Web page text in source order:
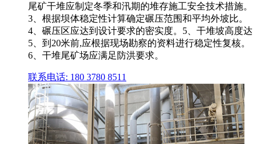
尾矿干堆应制定冬季和汛期的堆存施工安全技术措施。
3、根据坝体稳定性计算确定碾压范围和平均外坡比。
4、碾压区应达到设计要求的密实度。5、干堆坡高度达
5、到20米前,应根据现场勘察的资料进行稳定性复核。
6、干堆尾矿场应满足防洪要求。
联系电话: 180 3780 8511